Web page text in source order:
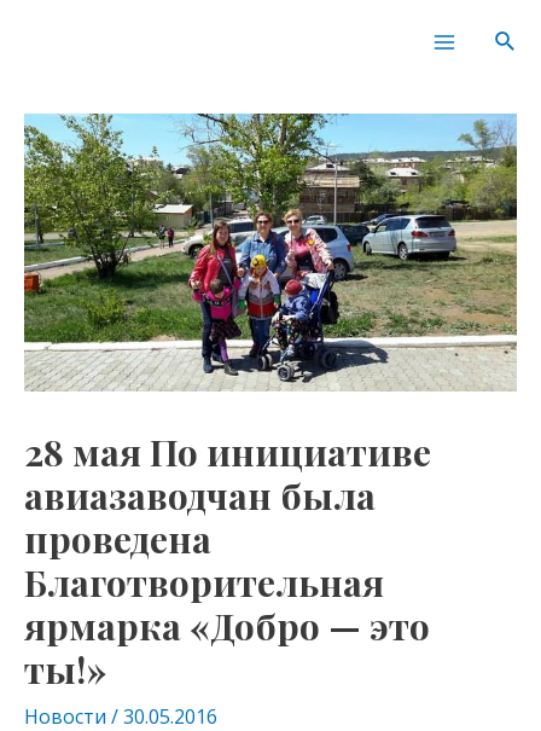
Main
28 мая По инициативе
авиазаводчан была
проведена
Благотворительная
ярмарка «Добро — это
ты!»
Новости /30.05.2016